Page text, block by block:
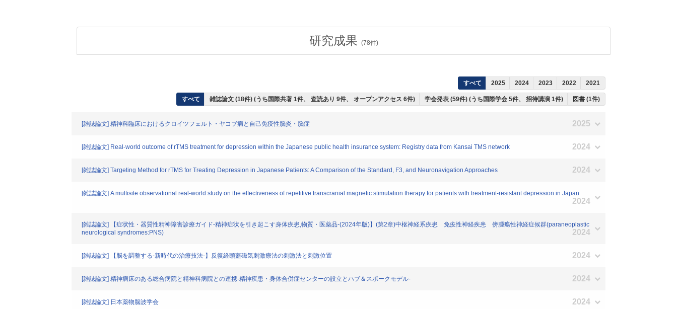
研究成果 (78件)
すべて 2025 2024 2023 2022 2021
すべて 雑誌論文 (18件) (うち国際共著 1件、 査読あり 9件、 オープンアクセス 6件) 学会発表 (59件) (うち国際学会 5件、 招待講演 1件) 図書 (1件)
[雑誌論文] 精神科臨床におけるクロイツフェルト・ヤコブ病と自己免疫性脳炎・脳症 2025
[雑誌論文] Real-world outcome of rTMS treatment for depression within the Japanese public health insurance system: Registry data from Kansai TMS network 2024
[雑誌論文] Targeting Method for rTMS for Treating Depression in Japanese Patients: A Comparison of the Standard, F3, and Neuronavigation Approaches 2024
[雑誌論文] A multisite observational real-world study on the effectiveness of repetitive transcranial magnetic stimulation therapy for patients with treatment-resistant depression in Japan
2024
[雑誌論文] 【症状性・器質性精神障害診療ガイド-精神症状を引き起こす身体疾患,物質・医薬品-(2024年版)】(第2章)中枢神経系疾患 免疫性神経疾患 傍腫瘍性神経症候群(paraneoplastic
neurological syndromes:PNS)
2024
[雑誌論文] 【脳を調整する-新時代の治療技法-】反復経頭蓋磁気刺激療法の刺激法と刺激位置 2024
[雑誌論文] 精神病床のある総合病院と精神科病院との連携-精神疾患・身体合併症センターの設立とハブ＆スポークモデル- 2024
[雑誌論文] 日本薬物脳波学会 2024